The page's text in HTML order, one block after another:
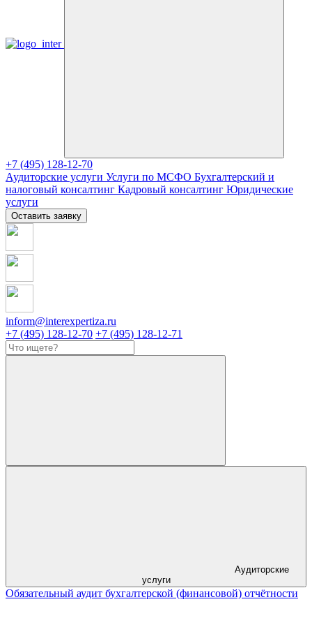
+7 (495) 128-12-70
Аудиторские услуги Услуги по МСФО Бухгалтерский и
налоговый консалтинг Кадровый консалтинг Юридические
услуги
Оставить заявку
inform@interexpertiza.ru
+7 (495) 128-12-70 +7 (495) 128-12-71
услуги
Обязательный аудит бухгалтерской (финансовой) отчётности